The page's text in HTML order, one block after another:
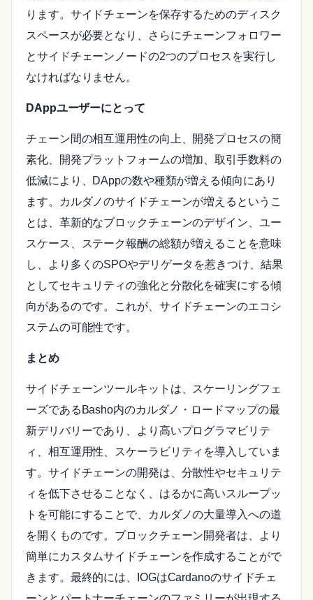
ります。サイドチェーンを保存するためのディスク
スペースが必要となり、さらにチェーンフォロワー
とサイドチェーンノードの2つのプロセスを実行し
なければなりません。
DAppユーザーにとって
チェーン間の相互運用性の向上、開発プロセスの簡
素化、開発プラットフォームの増加、取引手数料の
低減により、DAppの数や種類が増える傾向にあり
ます。カルダノのサイドチェーンが増えるというこ
とは、革新的なブロックチェーンのデザイン、ユー
スケース、ステーク報酬の総額が増えることを意味
し、より多くのSPOやデリゲータを惹きつけ、結果
としてセキュリティの強化と分散化を確実にする傾
向があるのです。これが、サイドチェーンのエコシ
ステムの可能性です。
まとめ
サイドチェーンツールキットは、スケーリングフェ
ーズであるBasho内のカルダノ・ロードマップの最
新デリバリーであり、より高いプログラマビリテ
ィ、相互運用性、スケーラビリティを導入していま
す。サイドチェーンの開発は、分散性やセキュリテ
ィを低下させることなく、はるかに高いスループッ
トを可能にすることで、カルダノの大量導入への道
を開くものです。ブロックチェーン開発者は、より
簡単にカスタムサイドチェーンを作成することがで
きます。最終的には、IOGはCardanoのサイドチェ